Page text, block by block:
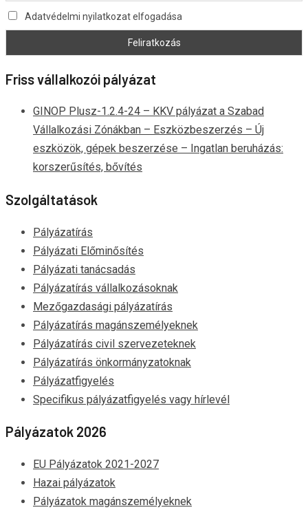
Adatvédelmi nyilatkozat elfogadása
Friss vállalkozói pályázat
GINOP Plusz-1.2.4-24 – KKV pályázat a Szabad
Vállalkozási Zónákban – Eszközbeszerzés – Új
eszközök, gépek beszerzése – Ingatlan beruházás:
korszerűsítés, bővítés
Szolgáltatások
Pályázatírás
Pályázati Előminősítés
Pályázati tanácsadás
Pályázatírás vállalkozásoknak
Mezőgazdasági pályázatírás
Pályázatírás magánszemélyeknek
Pályázatírás civil szervezeteknek
Pályázatírás önkormányzatoknak
Pályázatfigyelés
Specifikus pályázatfigyelés vagy hírlevél
Pályázatok 2026
EU Pályázatok 2021-2027
Hazai pályázatok
Pályázatok magánszemélyeknek